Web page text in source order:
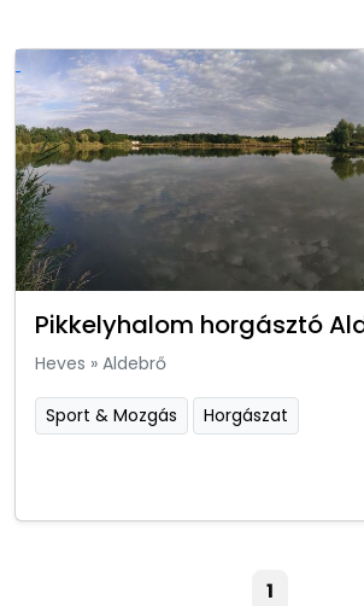
Pikkelyhalom horgásztó
Heves » Aldebrő
Sport & Mozgás Horgászat
1